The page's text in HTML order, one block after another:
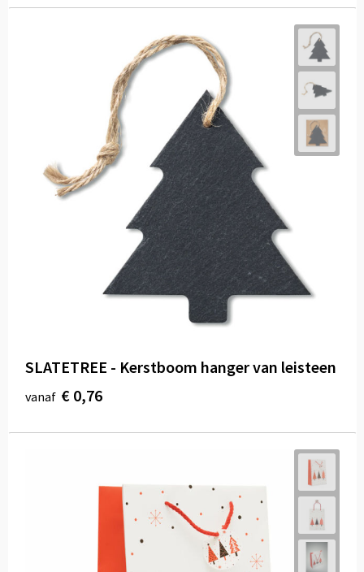
SLATETREE - Kerstboom hanger van leisteen
vanaf € 0,76